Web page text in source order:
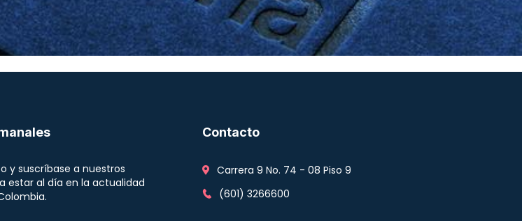
y suscríbase a nuestros
estar al día en la actualidad
Contacto
Carrera 9 No. 74 - 08 Piso 9
(601) 3266600